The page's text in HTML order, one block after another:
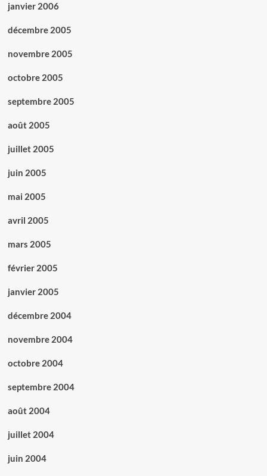
janvier 2006
décembre 2005
novembre 2005
octobre 2005
septembre 2005
août 2005
juillet 2005
juin 2005
mai 2005
avril 2005
mars 2005
février 2005
janvier 2005
décembre 2004
novembre 2004
octobre 2004
septembre 2004
août 2004
juillet 2004
juin 2004